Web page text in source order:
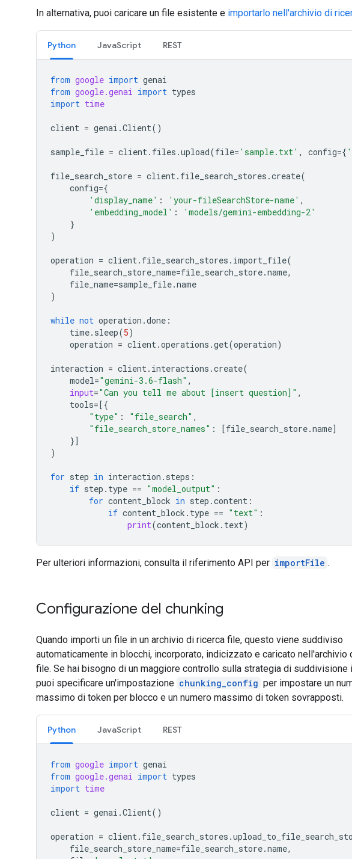
In alternativa, puoi caricare un file esistente e importarlo nell'archivio di
Python JavaScript REST
from google import genai
from google.genai import types
import time
client = genai .Client()
sample_file = client. files .upload(file= 'sample.txt' , config={
file_search_store = client. file_search_stores .create(
config={
'display_name' : 'your-fileSearchStore-name' ,
'embedding_model' :
'models/gemini-embedding-2'
}
)
operation = client. file_search_stores . import_file(
file_search_store_name=file_search_store.name,
file_name=sample_file.name
)
while not operation .done :
time. sleep(5)
operation = client.operations .get(operation)
interaction = client. interactions .create(
model="gemini-3.6-flash" ,
input="Can you tell me about [insert question]" ,
tools=[{
"type" : "file_search" ,
"file_search_store_names" : [file_search_store.name]
}]
)
for step in interaction . steps :
if step . type == "model_output" :
for content_block in step .content :
if content_block . type == "text" :
print(content_block . text)
Per ulteriori informazioni, consulta il riferimento API per importFile .
Configurazione del chunking
Quando importi un file in un archivio di ricerca file, questo viene suddiviso
automaticamente in blocchi, incorporato, indicizzato e caricato nell'archivio
file. Se hai bisogno di un maggiore controllo sulla strategia di suddivisione
puoi specificare un'impostazione chunking_config per impostare un
massimo di token per blocco e un numero massimo di token sovrapposti.
Python JavaScript REST
from google import genai
from google.genai import types
import time
client = genai .Client()
operation = client. file_search_stores .
file_search_store_name=file_search_store.name,